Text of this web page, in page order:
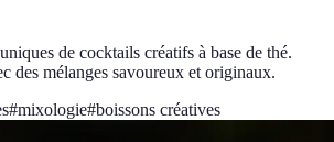
de cocktails créatifs à base de thé.
des mélanges savoureux et originaux.
#mixologie#boissons créatives